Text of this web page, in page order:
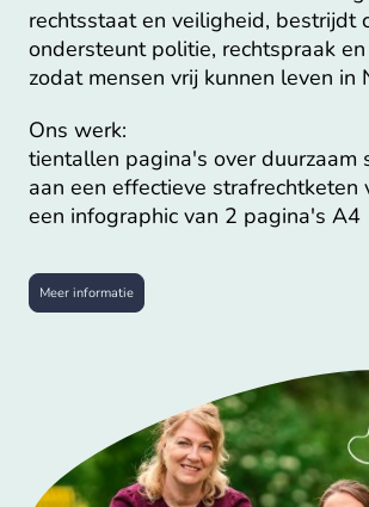
rechtsstaat en veiligheid, bestrijdt
ondersteunt politie, rechtspraak
zodat mensen vrij kunnen leven in
Ons werk:
tientallen pagina's over duurzaam
aan een effectieve strafrechtketen
een infographic van 2 pagina's A4
Meer informatie